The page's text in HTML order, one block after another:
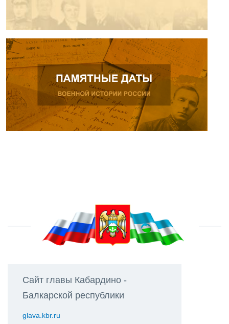
Сайт главы Кабардино -
Балкарской республики
glava.kbr.ru